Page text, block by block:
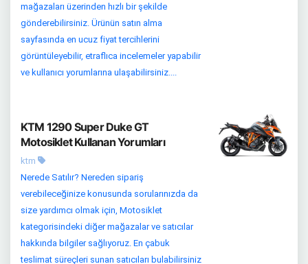
mağazaları üzerinden hızlı bir şekilde
gönderebilirsiniz. Ürünün satın alma
sayfasında en ucuz fiyat tercihlerini
görüntüleyebilir, etraflıca incelemeler yapabilir
ve kullanıcı yorumlarına ulaşabilirsiniz....
KTM 1290 Super Duke GT
Motosiklet Kullanan Yorumları
ktm
Nerede Satılır? Nereden sipariş
verebileceğinize konusunda sorularınızda da
size yardımcı olmak için, Motosiklet
kategorisindeki diğer mağazalar ve satıcılar
hakkında bilgiler sağlıyoruz. En çabuk
teslimat süreçleri sunan satıcıları bulabilirsiniz